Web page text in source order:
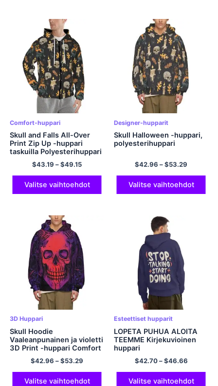
Comfort-huppari
Skull and Falls All-Over
Print Zip Up -huppari
taskuilla Polyesterihuppari
Halloween-huppari
$43.19 –$49.15
Valitse vaihtoehdot
Designer-hupparit
Skull Halloween -huppari,
polyesterihuppari
$42.96 –$53.29
Valitse vaihtoehdot
3D Huppari
Skull Hoodie
Vaaleanpunainen ja violetti
3D Print -huppari Comfort
and Casual -huppari
miehille ja naisille
$42.96 –$53.29
Valitse vaihtoehdot
Esteettiset hupparit
LOPETA PUHUA ALOITA
TEEMME Kirjekuvioinen
huppari
Mielenterveyshuppari
Neulepusero
Laivastonsininen
$42.70–$46.66
Valitse vaihtoehdot